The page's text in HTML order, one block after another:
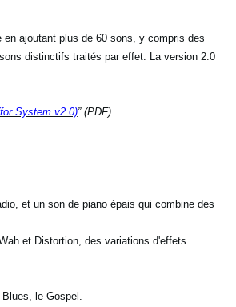
ajoutant plus de 60 sons, y compris des
distinctifs traités par effet. La version 2.0
System v2.0)” (PDF).
et un son de piano épais qui combine des
et Distortion, des variations d'effets
le Gospel.